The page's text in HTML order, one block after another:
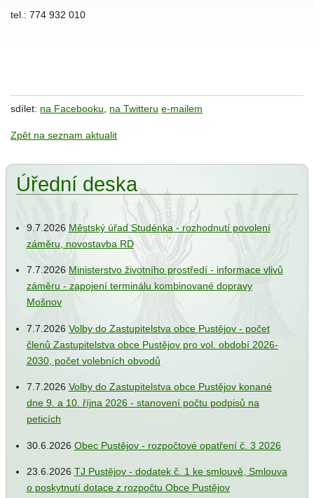
tel.: 774 932 010
sdílet: na Facebooku, na Twitteru e-mailem
Zpět na seznam aktualit
Úřední deska
9.7.2026 Městský úřad Studénka - rozhodnutí povolení
záměru, novostavba RD
7.7.2026 Ministerstvo životního prostředí - informace vlivů
záměru - zapojení terminálu kombinované dopravy
Mošnov
7.7.2026 Volby do Zastupitelstva obce Pustějov - počet
členů Zastupitelstva obce Pustějov pro vol. období 2026-
2030, počet volebních obvodů
7.7.2026 Volby do Zastupitelstva obce Pustějov konané
dne 9. a 10. října 2026 - stanovení počtu podpisů na
peticích
30.6.2026 Obec Pustějov - rozpočtové opatření č. 3 2026
23.6.2026 TJ Pustějov - dodatek č. 1 ke smlouvě, Smlouva
o poskytnutí dotace z rozpočtu Obce Pustějov